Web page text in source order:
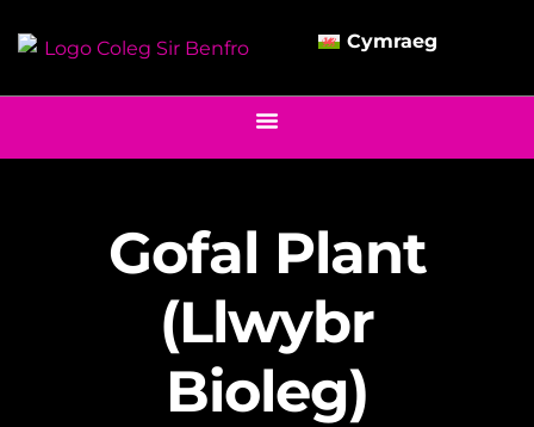
Cymraeg
Gofal Plant
(Llwybr
Bioleg)